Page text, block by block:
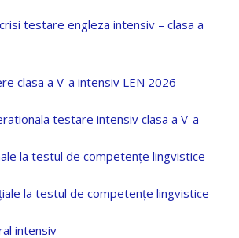
testare engleza intensiv – clasa a
clasa a V-a intensiv LEN 2026
testare intensiv clasa a V-a
la testul de competențe lingvistice
la testul de competențe lingvistice
intensiv